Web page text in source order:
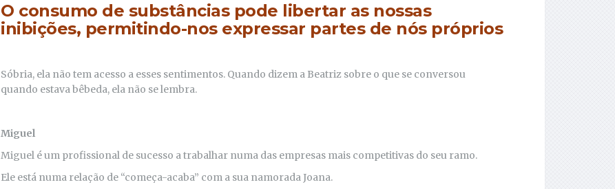
O consumo de substâncias pode libertar as nossas
inibições, permitindo-nos expressar partes de nós próprios
Sóbria, ela não tem acesso a esses sentimentos. Quando dizem a Beatriz sobre o que se conversou
quando estava bêbeda, ela não se lembra.
Miguel
Miguel é um profissional de sucesso a trabalhar numa das empresas mais competitivas do seu ramo.
Ele está numa relação de “começa-acaba” com a sua namorada Joana.